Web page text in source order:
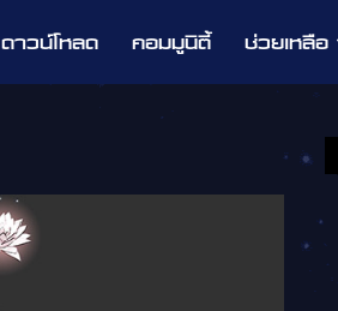
ดาวน์โหลด คอมมูนิตี้ ช่วยเหลือ